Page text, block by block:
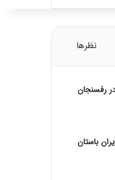
نظرها
رفسنجان
باستان